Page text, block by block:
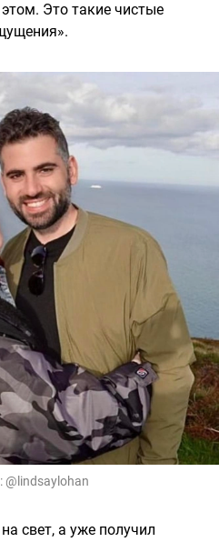
Это такие чистые
@lindsaylohan
свет, а уже получил